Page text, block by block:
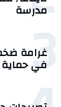
مدرسة
3
غرامة
في